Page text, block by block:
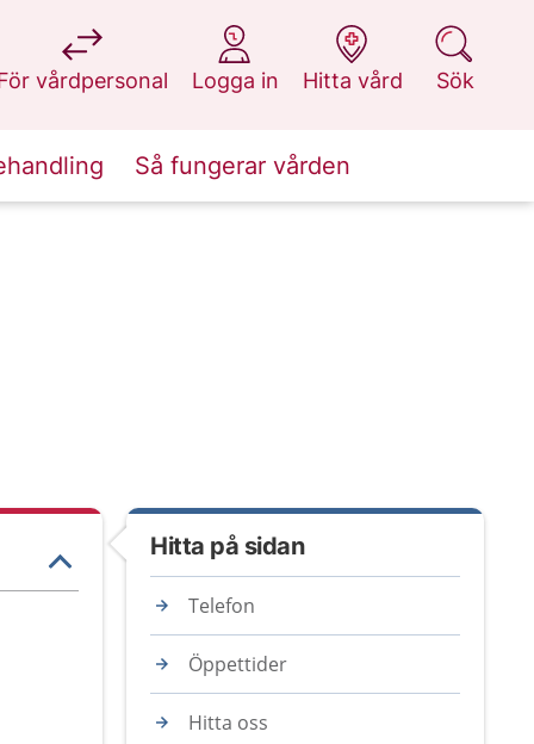
vårdpersonal
på 1177.se
Logga in
på 1177.se
Hitta vård
på 1177.se
Sök
på 1177.se
Så fungerar vården
Hitta på sidan
Telefon
Öppettider
Hitta oss